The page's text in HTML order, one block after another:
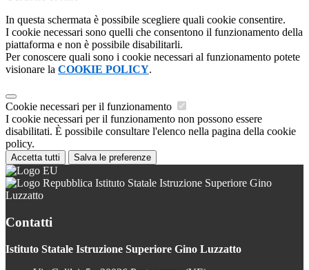
In questa schermata è possibile scegliere quali cookie consentire.
I cookie necessari sono quelli che consentono il funzionamento della
piattaforma e non è possibile disabilitarli.
Per conoscere quali sono i cookie necessari al funzionamento potete
visionare la COOKIE POLICY.
Cookie necessari per il funzionamento
I cookie necessari per il funzionamento non possono essere
disabilitati. È possibile consultare l'elenco nella pagina della cookie
policy.
Accetta tutti Salva le preferenze
Istituto Statale Istruzione Superiore Gino
Luzzatto
Contatti
Istituto Statale Istruzione Superiore Gino Luzzatto